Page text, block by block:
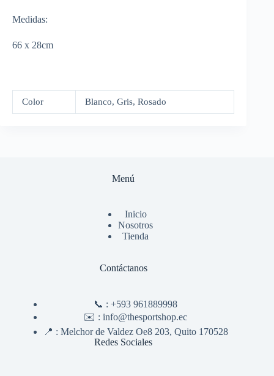
Medidas:
66 x 28cm
Color Blanco, Gris, Rosado
Menú
Inicio
Nosotros
Tienda
Contáctanos
📞 :+593 961889998
✉️ :info@thesportshop.ec
📍 : Melchor de Valdez Oe8 203, Quito 170528
Redes Sociales